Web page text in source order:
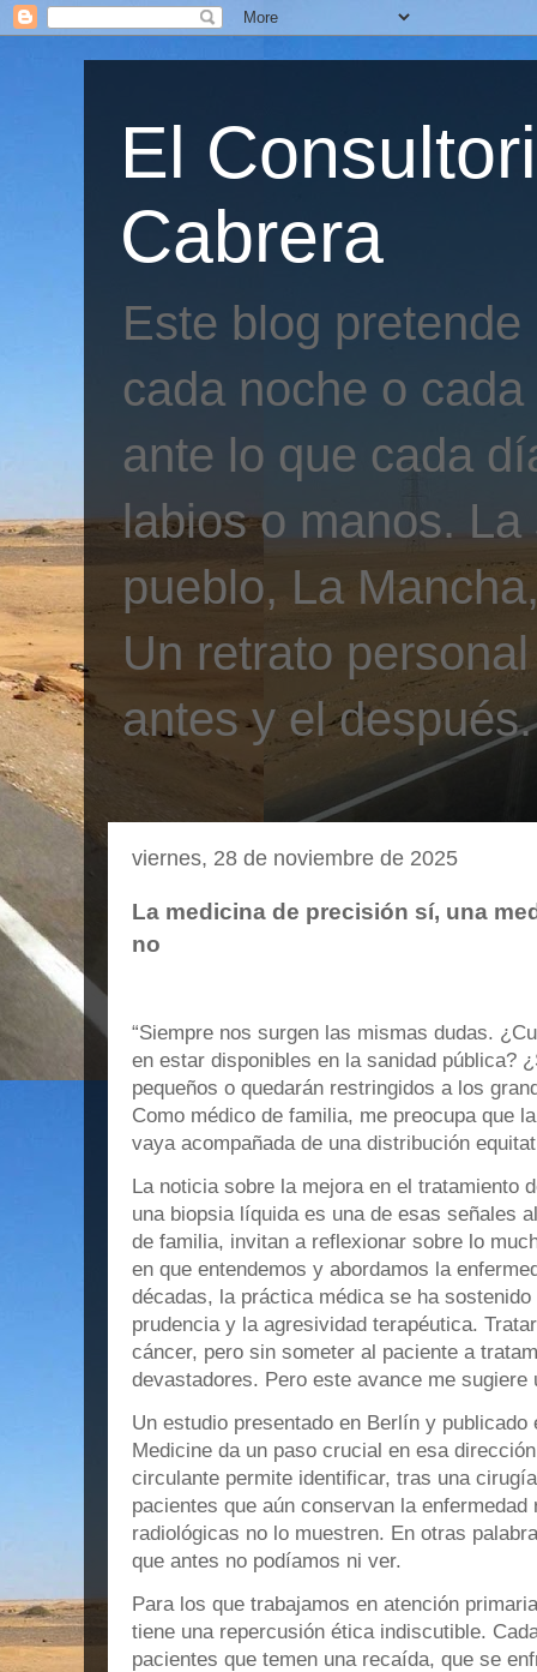
El
Cabrera
Este blog
cada noche o
ante lo que cada
labios o manos.
pueblo, La
Un retrato
antes y el después.
viernes, 28 de noviembre de 2025
La medicina de precisión sí, una
no
“Siempre nos surgen las mismas dudas.
en estar disponibles en la sanidad pública?
pequeños o quedarán restringidos a los
Como médico de familia, me preocupa que
vaya acompañada de una distribución
La noticia sobre la mejora en el tratamiento
una biopsia líquida es una de esas señales
de familia, invitan a reflexionar sobre lo
en que entendemos y abordamos la
décadas, la práctica médica se ha
prudencia y la agresividad terapéutica.
cáncer, pero sin someter al paciente a
devastadores. Pero este avance me sugiere
Un estudio presentado en Berlín y publicado
Medicine da un paso crucial en esa
circulante permite identificar, tras una
pacientes que aún conservan la
radiológicas no lo muestren. En otras
que antes no podíamos ni ver.
Para los que trabajamos en atención
tiene una repercusión ética indiscutible.
pacientes que temen una recaída, que se